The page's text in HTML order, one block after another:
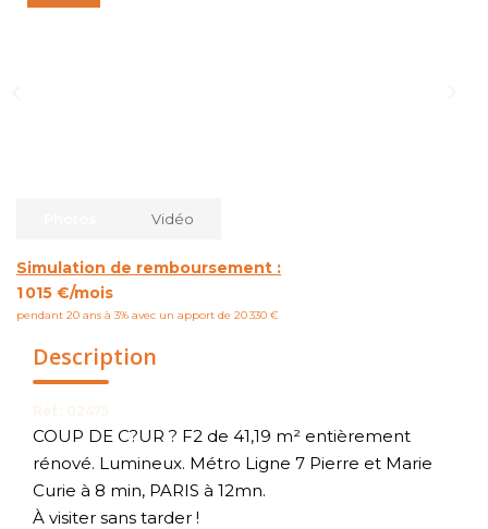
Simulation de remboursement :
1 015 €/mois
pendant 20 ans à 3% avec un apport de 20 330 €
Vidéo
Description
COUP DE C?UR ? F2 de 41,19 m² entièrement
rénové. Lumineux. Métro Ligne 7 Pierre et Marie
Curie à 8 min, PARIS à 12mn.
À visiter sans tarder !